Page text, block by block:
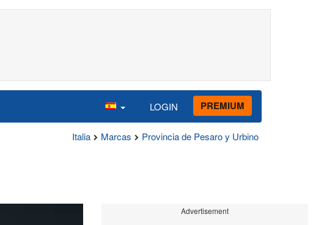
LOGIN PREMIUM
Italia Marcas Provincia de Pesaro y Urbino
Advertisement